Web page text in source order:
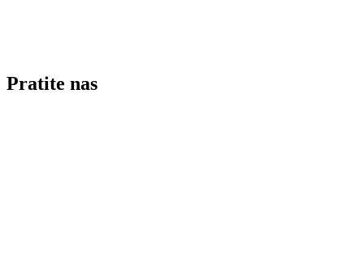
Pratite nas